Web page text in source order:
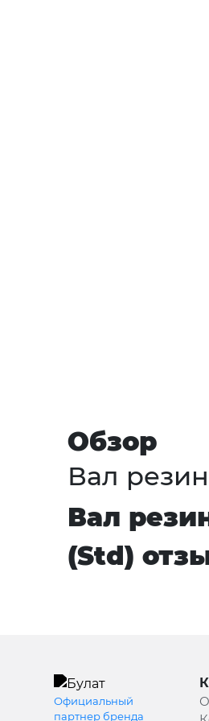
Обзор
Вал
Вал
(Std)
Официальный
партнер бренда